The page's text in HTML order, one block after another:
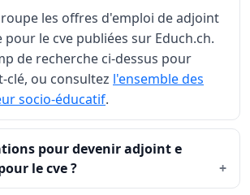
les offres d'emploi de adjoint
le cve publiées sur Educh.ch.
de recherche ci-dessus pour
ou consultez l'ensemble des
socio-éducatif.
pour devenir adjoint e
le cve ?